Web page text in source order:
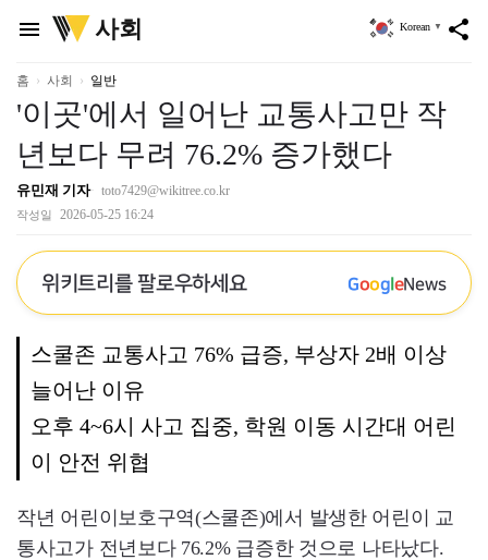
menu
위
키
리
사회 share
Korean ▼
홈 사회 일반
'이곳'에서 일어난 교통사고만 작
년보다 무려 76.2% 증가했다
유민재 기자 toto7429@wikitree.co.kr
작성일 2026-05-25 16:24
위키트리를 팔로우하세요 GoogleNews
스쿨존 교통사고 76% 급증, 부상자 2배 이상
늘어난 이유
오후 4~6시 사고 집중, 학원 이동 시간대 어린
이 안전 위협
작년 어린이보호구역(스쿨존)에서 발생한 어린이 교
통사고가 전년보다 76.2% 급증한 것으로 나타났다.